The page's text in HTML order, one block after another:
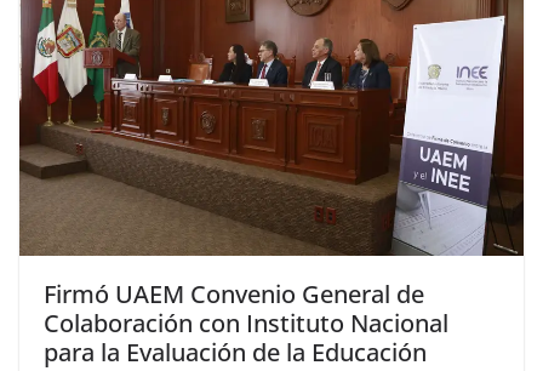
Firmó UAEM Convenio General de
Colaboración con Instituto Nacional
para la Evaluación de la Educación